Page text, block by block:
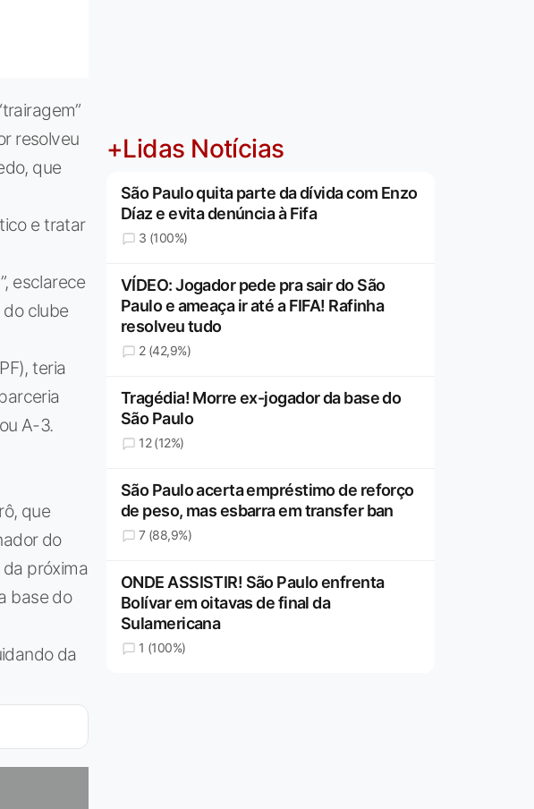
resolveu
que
e tratar
esclarece
do clube
teria
A-3.
que
do
da próxima
base do
da
+Lidas Notícias
São Paulo quita parte da dívida com Enzo
Díaz e evita denúncia à Fifa
3 (100%)
VÍDEO: Jogador pede pra sair do São
Paulo e ameaça ir até a FIFA! Rafinha
resolveu tudo
2 (42,9%)
Tragédia! Morre ex-jogador da base do
São Paulo
12 (12%)
São Paulo acerta empréstimo de reforço
de peso, mas esbarra em transfer ban
7 (88,9%)
ONDE ASSISTIR! São Paulo enfrenta
Bolívar em oitavas de final da
Sulamericana
1 (100%)